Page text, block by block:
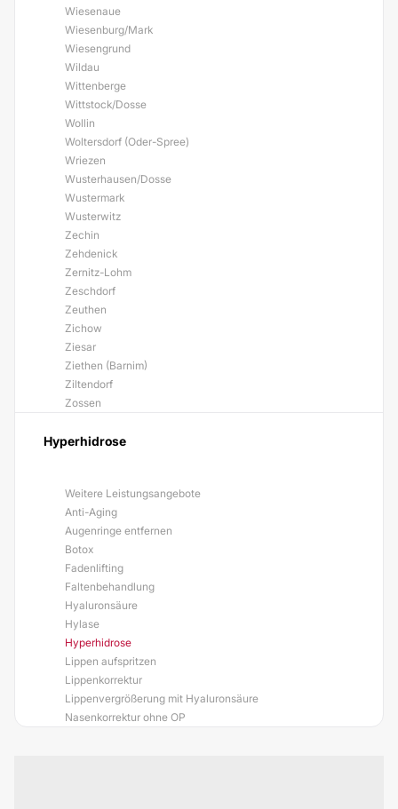
Wiesenaue
Wiesenburg/Mark
Wiesengrund
Wildau
Wittenberge
Wittstock/Dosse
Wollin
Woltersdorf (Oder-Spree)
Wriezen
Wusterhausen/Dosse
Wustermark
Wusterwitz
Zechin
Zehdenick
Zernitz-Lohm
Zeschdorf
Zeuthen
Zichow
Ziesar
Ziethen (Barnim)
Ziltendorf
Zossen
Hyperhidrose
Weitere Leistungsangebote
Anti-Aging
Augenringe entfernen
Botox
Fadenlifting
Faltenbehandlung
Hyaluronsäure
Hylase
Hyperhidrose
Lippen aufspritzen
Lippenkorrektur
Lippenvergrößerung mit Hyaluronsäure
Nasenkorrektur ohne OP